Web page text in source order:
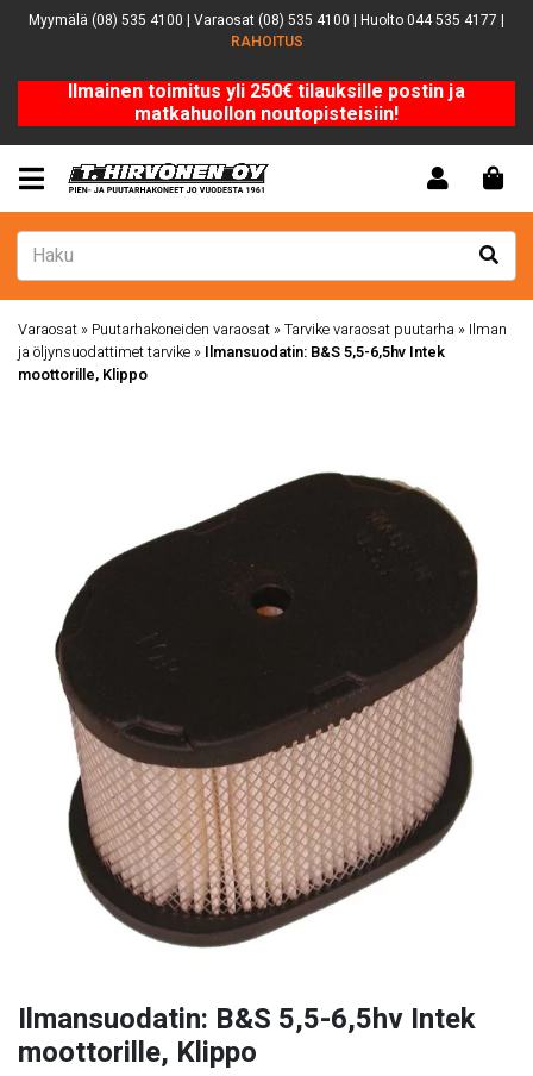
Myymälä (08) 535 4100 | Varaosat (08) 535 4100 | Huolto 044 535 4177 |
RAHOITUS
Ilmainen toimitus yli 250€ tilauksille postin ja
matkahuollon noutopisteisiin!
Varaosat » Puutarhakoneiden varaosat »Tarvike varaosat puutarha » Ilman
ja öljynsuodattimet tarvike » Ilmansuodatin: B&S 5,5-6,5hv Intek
moottorille, Klippo
Ilmansuodatin: B&S 5,5-6,5hv Intek
moottorille, Klippo